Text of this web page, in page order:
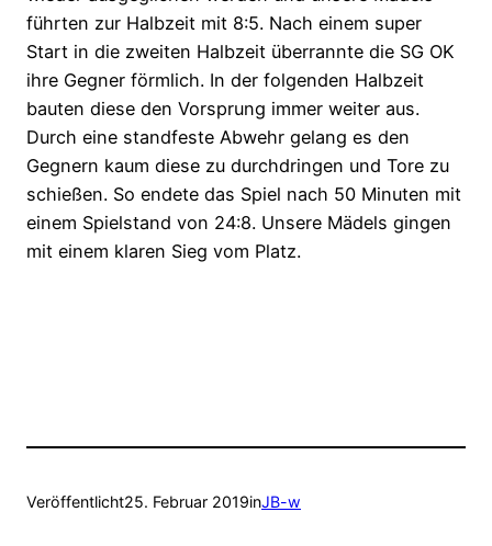
führten zur Halbzeit mit 8:5. Nach einem super
Start in die zweiten Halbzeit überrannte die SG OK
ihre Gegner förmlich. In der folgenden Halbzeit
bauten diese den Vorsprung immer weiter aus.
Durch eine standfeste Abwehr gelang es den
Gegnern kaum diese zu durchdringen und Tore zu
schießen. So endete das Spiel nach 50 Minuten mit
einem Spielstand von 24:8. Unsere Mädels gingen
mit einem klaren Sieg vom Platz.
Veröffentlicht25. Februar 2019inJB-w